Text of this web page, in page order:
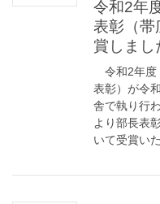
令和2年
表彰（帯
賞しまし
令和2年度
表彰）が令
舎で執り行
より部長表
いて受賞い